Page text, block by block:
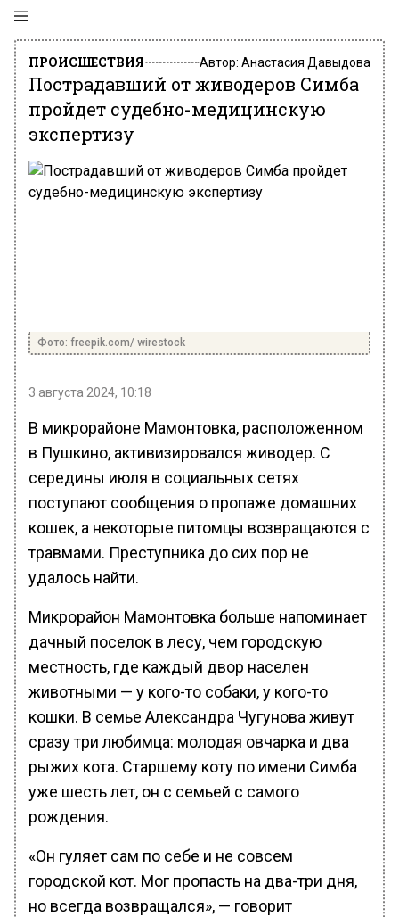
ПРОИСШЕСТВИЯ Автор: Анастасия Давыдова
Пострадавший от живодеров Симба
пройдет судебно-медицинскую
экспертизу
Фото: freepik.com/ wirestock
3 августа 2024, 10:18
В микрорайоне Мамонтовка, расположенном
в Пушкино, активизировался живодер. С
середины июля в социальных сетях
поступают сообщения о пропаже домашних
кошек, а некоторые питомцы возвращаются с
травмами. Преступника до сих пор не
удалось найти.
Микрорайон Мамонтовка больше напоминает
дачный поселок в лесу, чем городскую
местность, где каждый двор населен
животными — у кого-то собаки, у кого-то
кошки. В семье Александра Чугунова живут
сразу три любимца: молодая овчарка и два
рыжих кота. Старшему коту по имени Симба
уже шесть лет, он с семьей с самого
рождения.
«Он гуляет сам по себе и не совсем
городской кот. Мог пропасть на два-три дня,
но всегда возвращался», — говорит